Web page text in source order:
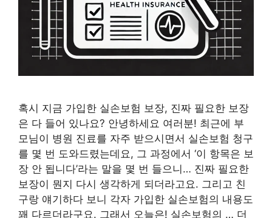
혹시 지금 가입한 실손보험 보장, 진짜 필요한 보장
은 다 들어 있나요? 안녕하세요 여러분! 최근에 부
모님이 병원 진료를 자주 받으시면서 실손보험 청구
를 몇 번 도와드렸는데요, 그 과정에서 ‘이 항목은 보
장 안 됩니다’라는 말을 몇 번 들으니… 진짜 필요한
보장이 뭔지 다시 생각하게 되더라고요. 그리고 친
구랑 얘기하다 보니 각자 가입한 실손보험의 내용도
꽤 다르더라구요. 그래서 오늘은! 실손보험의 … 더